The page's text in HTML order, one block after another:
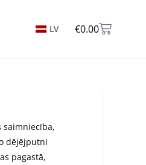
LV €0.00
saimniecība,
dējējputni
pagastā,